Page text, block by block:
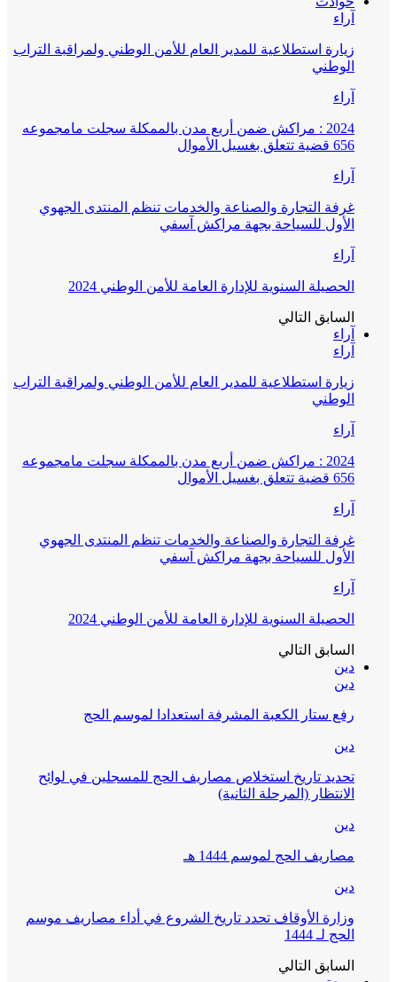
آراء
زيارة استطلاعية للمدير العام للأمن الوطني ولمراقبة التراب
الوطني
آراء
2024 : مراكش ضمن أربع مدن بالممكلة سجلت مامجموعه
656 قضية تتعلق بغسيل الأموال
آراء
غرفة التجارة والصناعة والخدمات تنظم المنتدى الجهوي
الأول للسياحة بجهة مراكش آسفي
آراء
الحصيلة السنوية للإدارة العامة للأمن الوطني 2024
السابق التالي
آراء
آراء
زيارة استطلاعية للمدير العام للأمن الوطني ولمراقبة التراب
الوطني
آراء
2024 : مراكش ضمن أربع مدن بالممكلة سجلت مامجموعه
656 قضية تتعلق بغسيل الأموال
آراء
غرفة التجارة والصناعة والخدمات تنظم المنتدى الجهوي
الأول للسياحة بجهة مراكش آسفي
آراء
الحصيلة السنوية للإدارة العامة للأمن الوطني 2024
السابق التالي
دين
دين
رفع ستار الكعبة المشرفة استعدادا لموسم الحج
دين
تحديد تاريخ استخلاص مصاريف الحج للمسجلين في لوائح
الانتظار (المرحلة الثانية)
دين
مصاريف الحج لموسم 1444 هـ
دين
وزارة الأوقاف تحدد تاريخ الشروع في أداء مصاريف موسم
الحج لـ 1444
السابق التالي